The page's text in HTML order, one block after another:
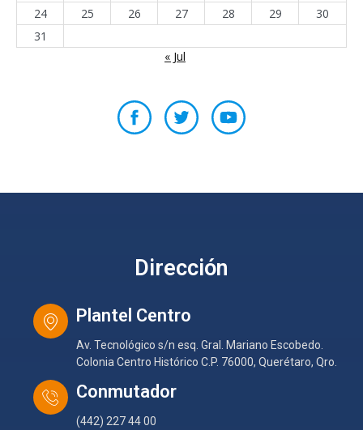
24
25 26 27 28 29
30
31
« Jul
Dirección
Plantel Centro
Av. Tecnológico s/n esq. Gral. Mariano Escobedo.
Colonia Centro Histórico C.P. 76000, Querétaro, Qro.
Conmutador
(442) 227 44 00